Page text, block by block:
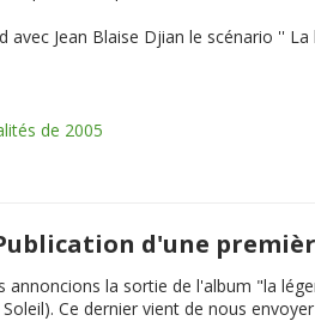
avec Jean Blaise Djian le scénario '' La
de 2005
Publication d'une
annoncions la sortie de l'album "la
Ce dernier vient de nous